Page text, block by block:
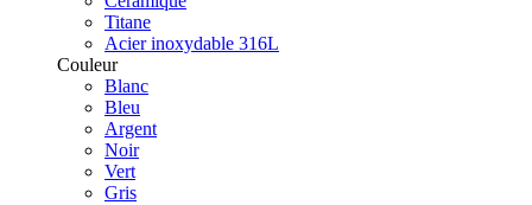
Titane
Acier inoxydable 316L
Couleur
Blanc
Bleu
Argent
Noir
Vert
Gris